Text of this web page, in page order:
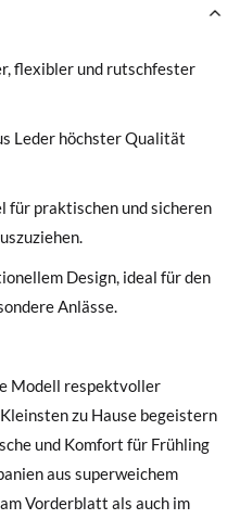
flexibler und rutschfester
Leder höchster Qualität
für praktischen und sicheren
Design, ideal für den
Anlässe.
Modell respektvoller
zu Hause begeistern
und Komfort für Frühling
aus superweichem
Vorderblatt als auch im